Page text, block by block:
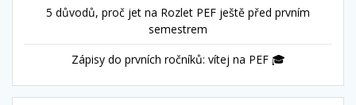
5 důvodů, proč jet na Rozlet PEF ještě před prvním
semestrem
Zápisy do prvních ročníků: vítej na PEF 🎓